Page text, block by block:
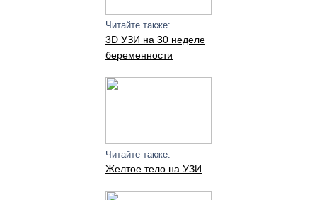
Читайте также:
3D УЗИ на 30 неделе
беременности
Читайте также:
Желтое тело на УЗИ